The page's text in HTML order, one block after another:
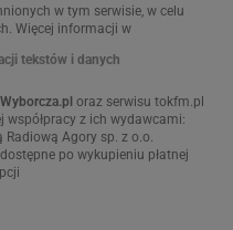
w tym serwisie, w celu
Więcej informacji w
tekstów i danych
oraz serwisu tokfm.pl
z ich wydawcami:
Agory sp. z o.o.
po wykupieniu płatnej